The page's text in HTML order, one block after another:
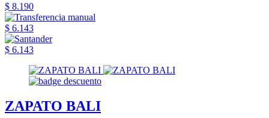
$ 8.190
$ 6.143
$ 6.143
ZAPATO BALI